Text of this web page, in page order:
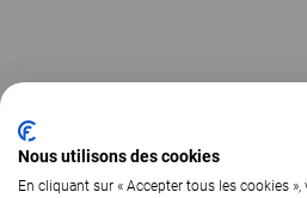
Nous utilisons des cookies
En cliquant sur « Accepter tous les cookies